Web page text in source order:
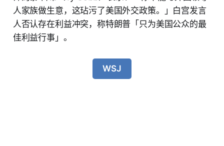
人家族做生意，这玷污了美国外交政策。」白宫发言
人否认存在利益冲突，称特朗普「只为美国公众的最
佳利益行事」。
WSJ